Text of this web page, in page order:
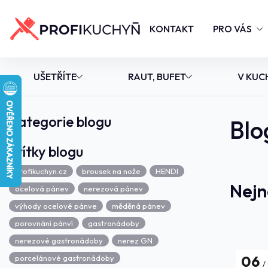
KONTAKT PRO VÁS
UŠETŘÍTE RAUT, BUFET V
Kategorie blogu
Štítky blogu
Profikuchyn.cz brousek na nože
HENDI
ocelová pánev
nerezová pánev
výhody ocelové pánve
měděná pánev
porovnání pánví
gastronádoby
nerezové gastronádoby
nerez GN
porcelánové gastronádoby
06